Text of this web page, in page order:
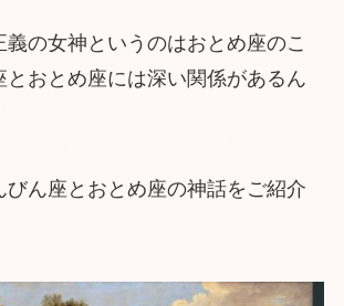
義の女神というのはおとめ座のこ
とおとめ座には深い関係があるん
びん座とおとめ座の神話をご紹介